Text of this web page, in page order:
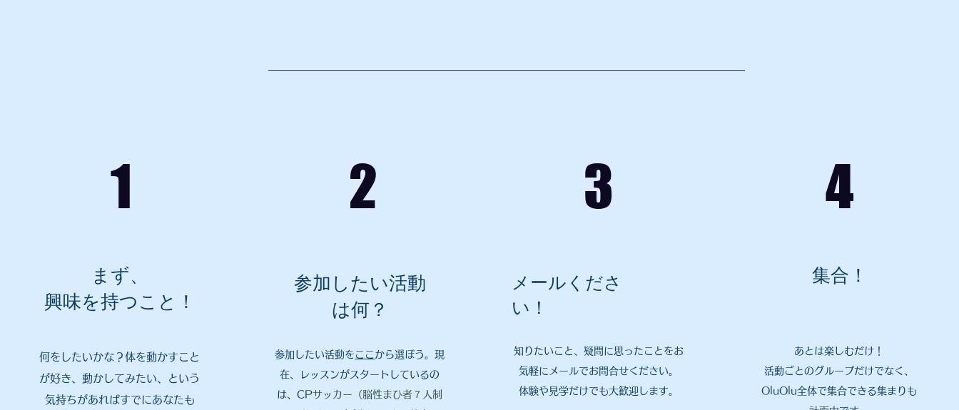
1
まず、
興味を持つこと！
何をしたいかな？体を動かすこと
が好き、動かしてみたい、という
気持ちがあればすでにあなたも
2
参加したい活動
は何？
参加したい活動を ここ から選ぼう。現
在、レッスンがスタートしているの
は、CPサッカー（脳性まひ者７人制
3
知りたいこと、疑問に思ったことをお
気軽にメールでお問合せください。
体験や見学だけでも大歓迎します。
4
集合！
あとは楽しむだけ！
​活動ごとのグループだけでなく、
OluOlu全体で集合できる集まりも
メールくださ
い！